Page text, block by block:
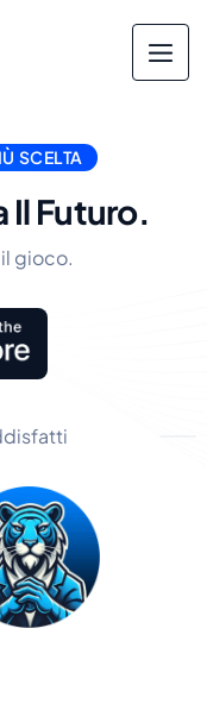
SCELTA
Il Futuro.
gioco.